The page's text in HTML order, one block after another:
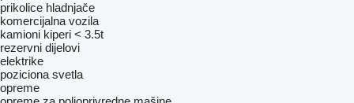
prikolice hladnjače
komercijalna vozila
kamioni kiperi < 3.5t
rezervni dijelovi
elektrike
poziciona svetla
opreme